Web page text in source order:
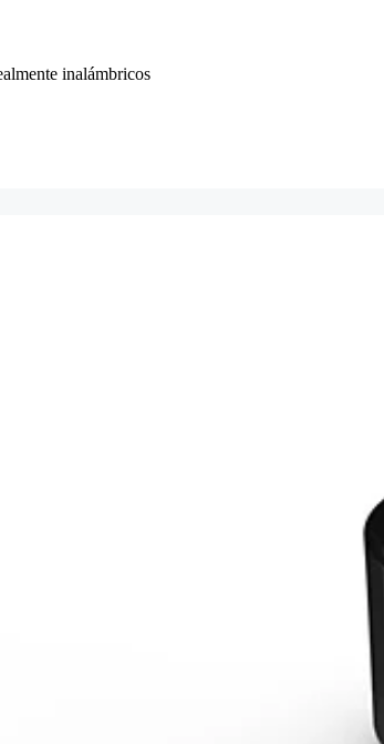
inalámbricos